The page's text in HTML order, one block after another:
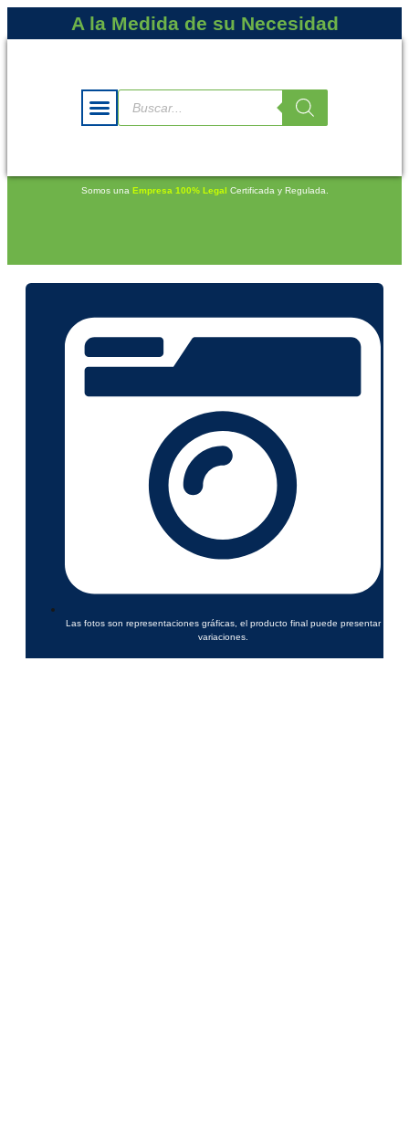
A la Medida de su Necesidad
Somos una Empresa 100% Legal Certificada y Regulada.
Las fotos son representaciones gráficas, el producto final puede presentar
variaciones.